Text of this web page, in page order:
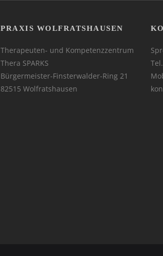
PRAXIS WOLFRATSHAUSEN
Therapeuten- und Kompetenzzentrum
Thera SPARKS
Bürgermeister-Finsterwalder-Ring 21
82515 Wolfratshausen